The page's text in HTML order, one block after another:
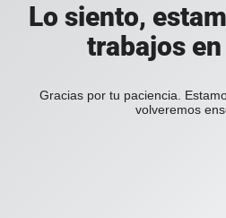
Lo siento,
trabajos
Gracias por tu paciencia.
volveremos